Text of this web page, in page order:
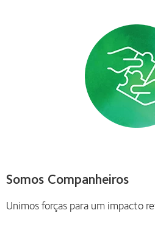
Somos Companheiros
Unimos forças para um impacto